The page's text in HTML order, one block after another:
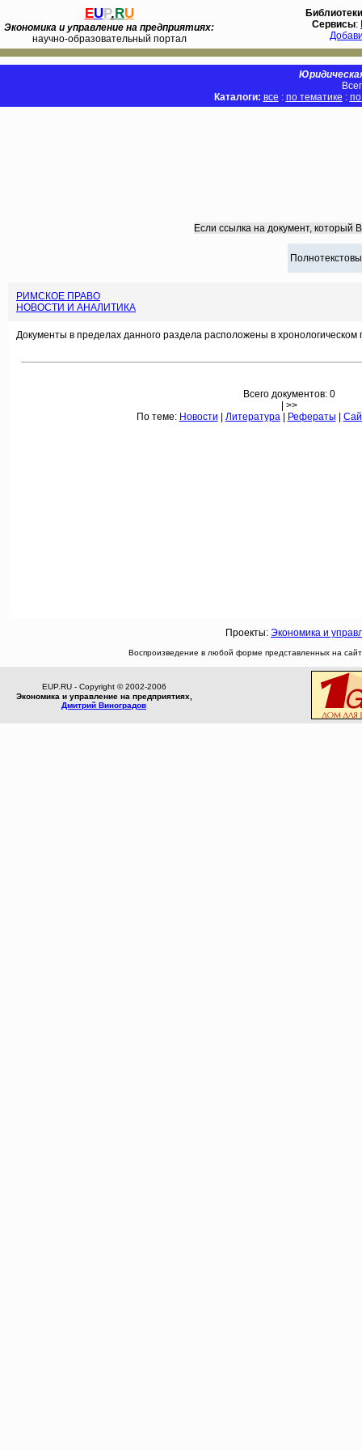
EUP.RU
Экономика и управление на предприятиях:
научно-образовательный портал
Библиотеки
Сервисы:
Каталоги: все : по тематике :
Если ссылка на документ, который
РИМСКОЕ ПРАВО
НОВОСТИ И АНАЛИТИКА
Документы в пределах данного раздела расположены в хронологическом
Всего документов: 0
| >>
По теме: Новости Литература| Рефераты
Проекты: Экономика и
Воспроизведение в любой форме представленных на
EUP.RU - Copyright © 2002-2006
Экономика и управление на предприятиях,
Дмитрий Виноградов